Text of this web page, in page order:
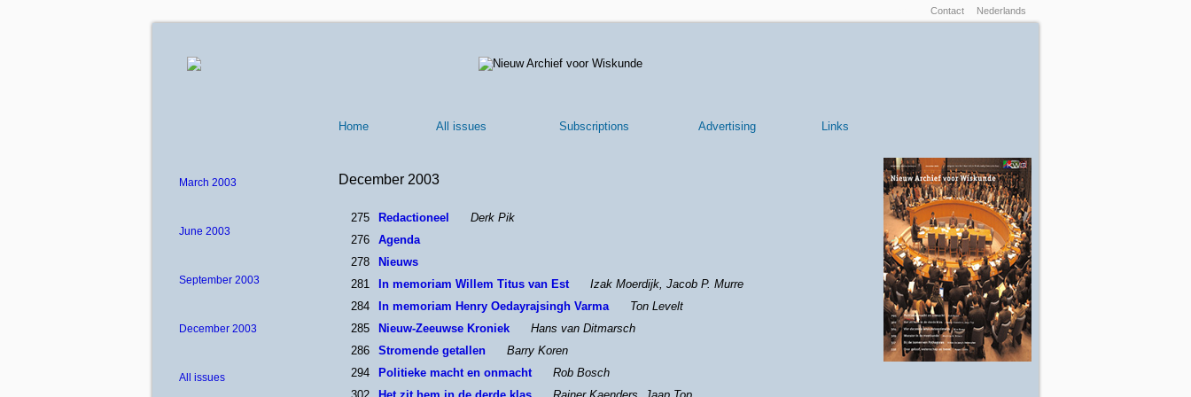
Contact Nederlands
Home All issues Subscriptions Advertising Links
March 2003
June 2003
September 2003
December 2003
All issues
December 2003
275 Redactioneel
Derk Pik
276
Agenda
278
Nieuws
281
In memoriam Willem Titus van Est
Izak Moerdijk, Jacob P. Murre
284
In memoriam Henry Oedayrajsingh Varma
Ton Levelt
285
Nieuw-Zeeuwse Kroniek
Hans van Ditmarsch
286
Stromende getallen
Barry Koren
294
Politieke macht en onmacht
Rob Bosch